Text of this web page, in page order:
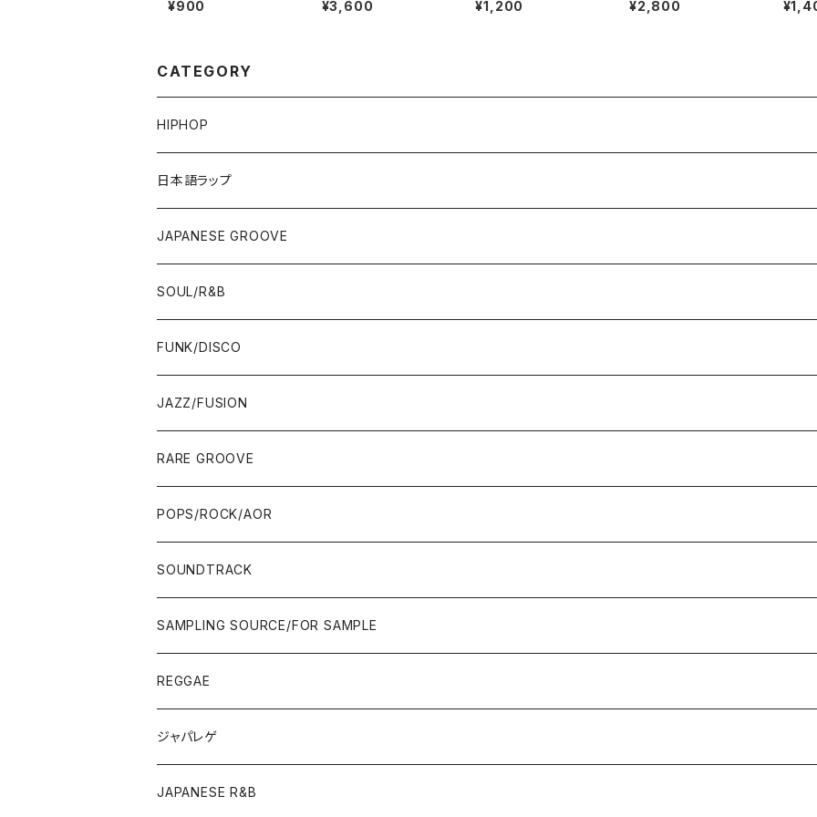
¥900 ¥3,600
REAKS & BEATS VO
¥1,200 ¥2,800
CATEGORY
HIPHOP
12"/7"
80'S OLD SCHOOL
EARLY 90'S MIDDLE〜NEW SCHOOL
JAPAN ONLY RELEASE/REMIX
LP
80'S OLD SCHOOL
EARLY 90'S MIDDLE〜NEW SCHOOL
JAPAN ONLY RELEASE/REMIX
日本語ラップ
12"/7"
80'S OLD SCHOOL〜EARLY 90'S
MID〜LATE 90'S
LP
80'S OLD SCHOOL〜EARLY 90'S
MID〜LATE 90'S
CD/TAPE
CD-R/DEMO/SAMPLE
CD ALBUM
JAPANESE GROOVE
LP
60'S/70'S
80'S
7"/12"
60'S/70'S
80'S
SOUL/R&B
LP
60'S/70'S
80'S
12"/7"
60'S/70'S
80'S
FUNK/DISCO
LP
70'S
80'S
12"/7"
70'S
80'S
JAZZ/FUSION
JAZZ
FUSION
RARE GROOVE
POPS/ROCK/AOR
POPS/S.S.W.
ROCK/AOR
SOUNDTRACK
LP
JAPANESE
OTHERS
7"/12"
JAPANESE
OTHERS
SAMPLING SOURCE/FOR SAMPLE
REGGAE
ジャパレゲ
JAPANESE R&B